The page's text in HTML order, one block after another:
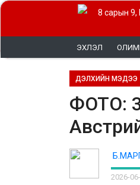
8 сарын 9,
ЭХЛЭЛ
ДЭЛХИЙН МЭДЭЭ
ФОТО:
2026-